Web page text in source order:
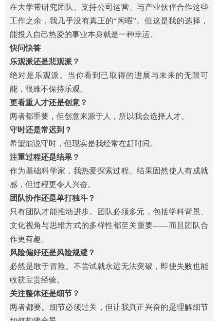
在大学带研究团队、支持公司运营、与产业伙伴合作这些
工作之余，我几乎没有真正的“闲暇”。但这是我的选择，
能投入自己热爱的事业本身就是一种幸运。
快问快答
乐观派还是悲观派？
绝对是乐观派。当你看到已取得的进展与未来的无限可
能，很难不保持乐观。
更看重人才还是创意？
两者都重要，但创意来源于人，所以我会选择人才。
守时还是常迟到？
希望能说守时，但现实是我经常在赶时间。
注重过程还是结果？
作为基础科学家，我热爱探索过程。结果固然使人有成就
感，但过程更令人兴奋。
团队协作还是单打独斗？
只有团队才能推动进步。团队必须多元，包括学科背景、
文化视角与思维方式的多样性都至关重要——而且团队合
作更有趣。
风险偏好还是风险规避？
必然是敢于冒险。不尝试就永远无法突破，即使失败也能
收获宝贵经验。
关注整体还是细节？
两者都要。细节必须过关，但让我真正兴奋的是理解细节